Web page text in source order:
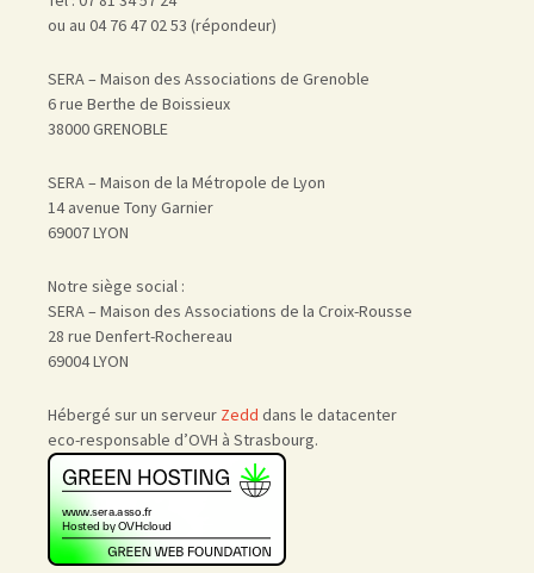
ou au 04 76 47 02 53 (répondeur)
SERA – Maison des Associations de Grenoble
6 rue Berthe de Boissieux
38000 GRENOBLE
SERA – Maison de la Métropole de Lyon
14 avenue Tony Garnier
69007 LYON
Notre siège social :
SERA – Maison des Associations de la Croix-Rousse
28 rue Denfert-Rochereau
69004 LYON
Hébergé sur un serveur Zedd dans le datacenter
eco-responsable d’OVH à Strasbourg.